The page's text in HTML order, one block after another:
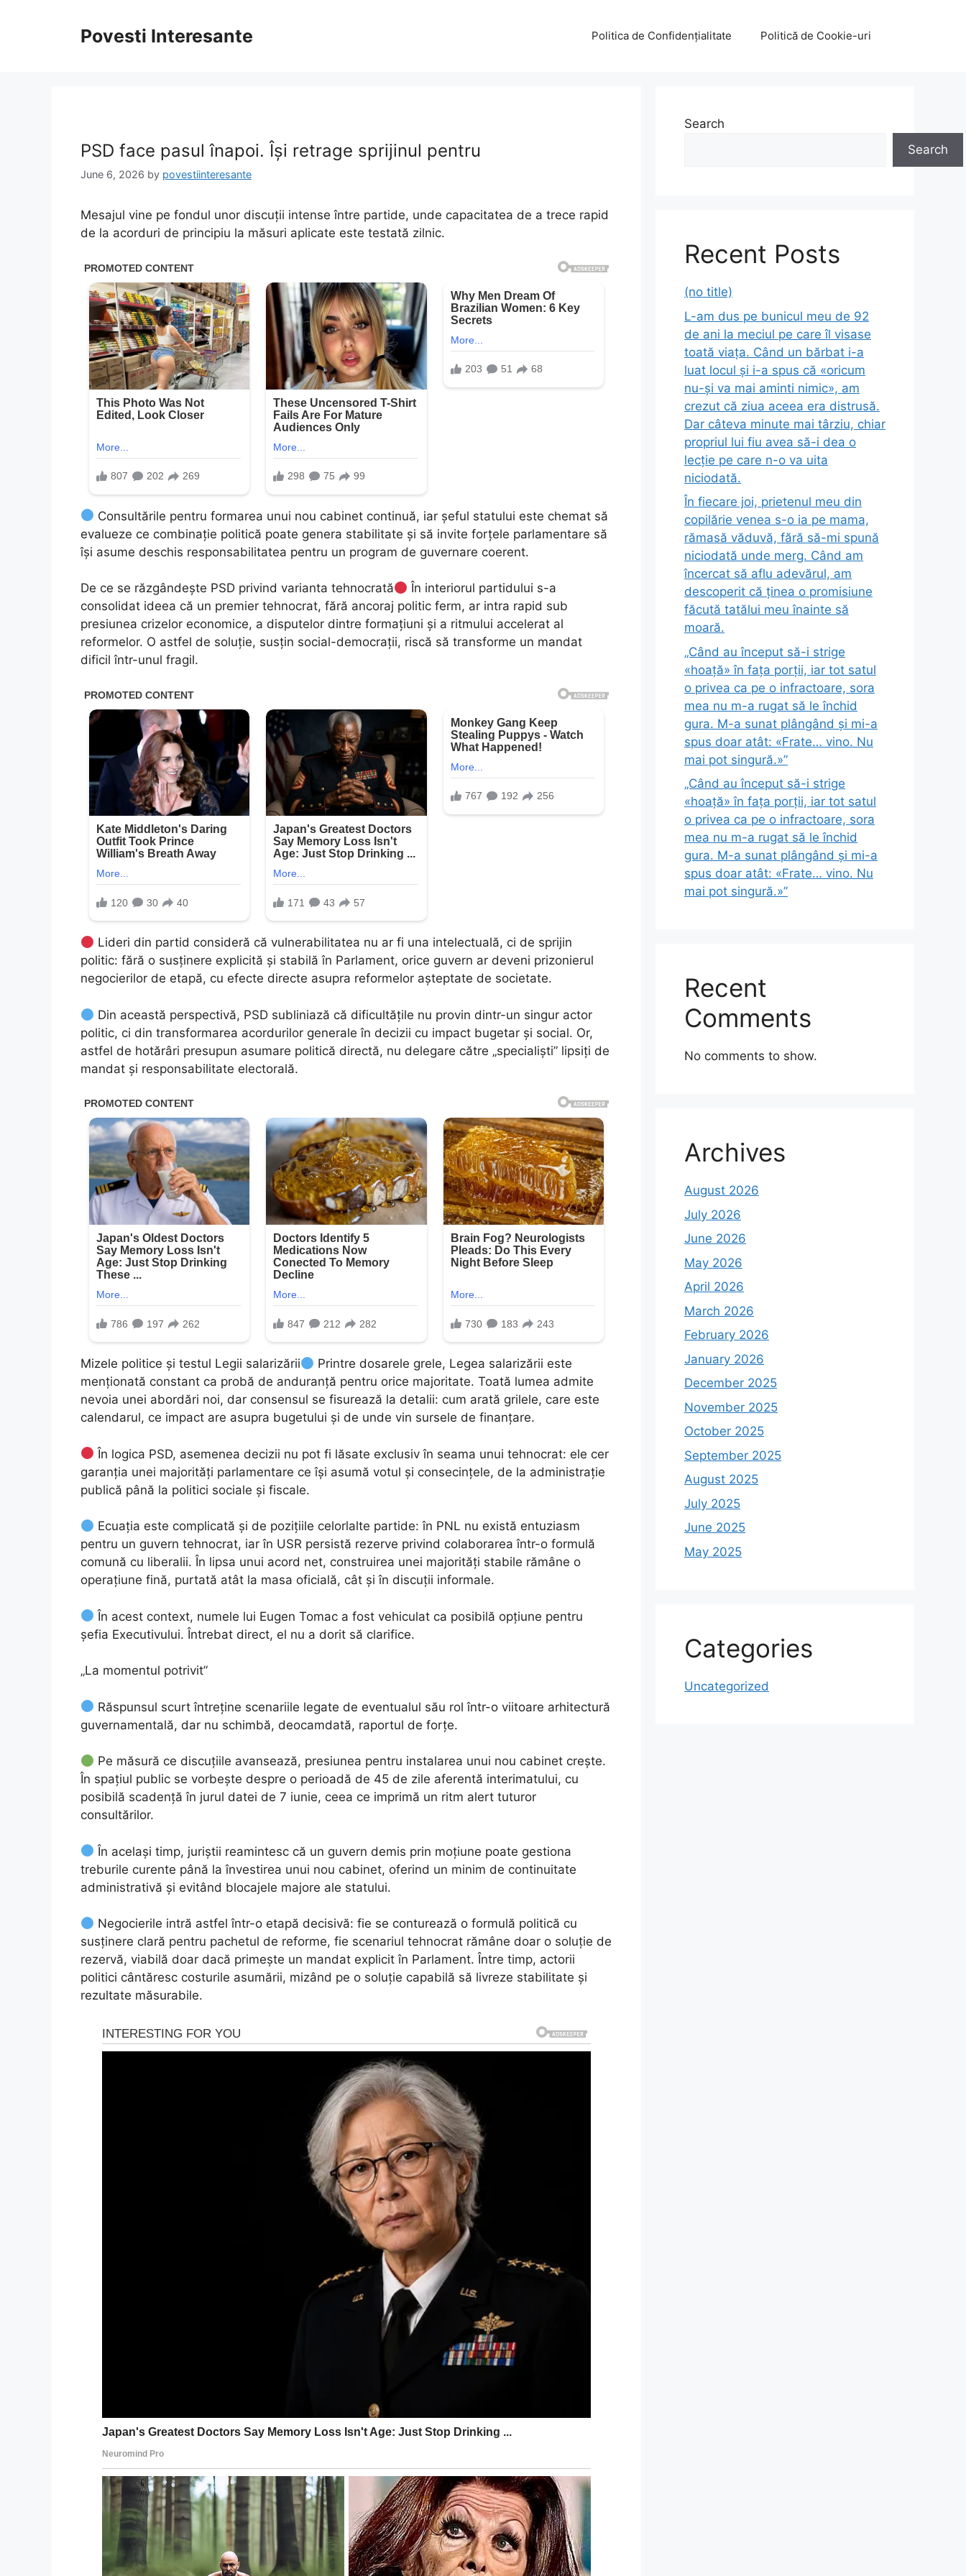
Povesti Interesante Politica de Confidențialitate Politică de Cookie-uri
PSD face pasul înapoi. Își retrage sprijinul pentru
June 6, 2026 by povestiinteresante
Mesajul vine pe fondul unor discuții intense între partide, unde capacitatea de a trece rapid
de la acorduri de principiu la măsuri aplicate este testată zilnic.
Consultările pentru formarea unui nou cabinet continuă, iar șeful statului este chemat să
evalueze ce combinație politică poate genera stabilitate și să invite forțele parlamentare să
își asume deschis responsabilitatea pentru un program de guvernare coerent.
De ce se răzgândește PSD privind varianta tehnocrată
În interiorul partidului s-a
consolidat ideea că un premier tehnocrat, fără ancoraj politic ferm, ar intra rapid sub
presiunea crizelor economice, a disputelor dintre formațiuni și a ritmului accelerat al
reformelor. O astfel de soluție, susțin social-democrații, riscă să transforme un mandat
dificil într-unul fragil.
Lideri din partid consideră că vulnerabilitatea nu ar fi una intelectuală, ci de sprijin
politic: fără o susținere explicită și stabilă în Parlament, orice guvern ar deveni prizonierul
negocierilor de etapă, cu efecte directe asupra reformelor așteptate de societate.
Din această perspectivă, PSD subliniază că dificultățile nu provin dintr-un singur actor
politic, ci din transformarea acordurilor generale în decizii cu impact bugetar și social. Or,
astfel de hotărâri presupun asumare politică directă, nu delegare către „specialiști” lipsiți de
mandat și responsabilitate electorală.
Mizele politice și testul Legii salarizării
Printre dosarele grele, Legea salarizării este
menționată constant ca probă de anduranță pentru orice majoritate. Toată lumea admite
nevoia unei abordări noi, dar consensul se fisurează la detalii: cum arată grilele, care este
calendarul, ce impact are asupra bugetului și de unde vin sursele de finanțare.
În logica PSD, asemenea decizii nu pot fi lăsate exclusiv în seama unui tehnocrat: ele cer
garanția unei majorități parlamentare ce își asumă votul și consecințele, de la administrație
publică până la politici sociale și fiscale.
Ecuația este complicată și de pozițiile celorlalte partide: în PNL nu există entuziasm
pentru un guvern tehnocrat, iar în USR persistă rezerve privind colaborarea într-o formulă
comună cu liberalii. În lipsa unui acord net, construirea unei majorități stabile rămâne o
operațiune fină, purtată atât la masa oficială, cât și în discuții informale.
În acest context, numele lui Eugen Tomac a fost vehiculat ca posibilă opțiune pentru
șefia Executivului. Întrebat direct, el nu a dorit să clarifice.
„La momentul potrivit”
Răspunsul scurt întreține scenariile legate de eventualul său rol într-o viitoare arhitectură
guvernamentală, dar nu schimbă, deocamdată, raportul de forțe.
Pe măsură ce discuțiile avansează, presiunea pentru instalarea unui nou cabinet crește.
În spațiul public se vorbește despre o perioadă de 45 de zile aferentă interimatului, cu
posibilă scadență în jurul datei de 7 iunie, ceea ce imprimă un ritm alert tuturor
consultărilor.
În același timp, juriștii reamintesc că un guvern demis prin moțiune poate gestiona
treburile curente până la învestirea unui nou cabinet, oferind un minim de continuitate
administrativă și evitând blocajele majore ale statului.
Negocierile intră astfel într-o etapă decisivă: fie se conturează o formulă politică cu
susținere clară pentru pachetul de reforme, fie scenariul tehnocrat rămâne doar o soluție de
rezervă, viabilă doar dacă primește un mandat explicit în Parlament. Între timp, actorii
politici cântăresc costurile asumării, mizând pe o soluție capabilă să livreze stabilitate și
rezultate măsurabile.
Search
Search
Recent Posts
(no title)
L-am dus pe bunicul meu de 92
de ani la meciul pe care îl visase
toată viața. Când un bărbat i-a
luat locul și i-a spus că «oricum
nu-și va mai aminti nimic», am
crezut că ziua aceea era distrusă.
Dar câteva minute mai târziu, chiar
propriul lui fiu avea să-i dea o
lecție pe care n-o va uita
niciodată.
În fiecare joi, prietenul meu din
copilărie venea s-o ia pe mama,
rămasă văduvă, fără să-mi spună
niciodată unde merg. Când am
încercat să aflu adevărul, am
descoperit că ținea o promisiune
făcută tatălui meu înainte să
moară.
„Când au început să-i strige
«hoață» în fața porții, iar tot satul
o privea ca pe o infractoare, sora
mea nu m-a rugat să le închid
gura. M-a sunat plângând și mi-a
spus doar atât: «Frate… vino. Nu
mai pot singură.»”
„Când au început să-i strige
«hoață» în fața porții, iar tot satul
o privea ca pe o infractoare, sora
mea nu m-a rugat să le închid
gura. M-a sunat plângând și mi-a
spus doar atât: «Frate… vino. Nu
mai pot singură.»”
Recent
Comments
No comments to show.
Archives
August 2026
July 2026
June 2026
May 2026
April 2026
March 2026
February 2026
January 2026
December 2025
November 2025
October 2025
September 2025
August 2025
July 2025
June 2025
May 2025
Categories
Uncategorized